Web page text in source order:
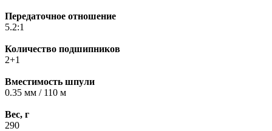
Передаточное отношение
5.2:1
Количество подшипников
2+1
Вместимость шпули
0.35 мм / 110 м
Вес, г
290